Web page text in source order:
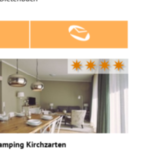
✷✷✷✷
Kirchzarten